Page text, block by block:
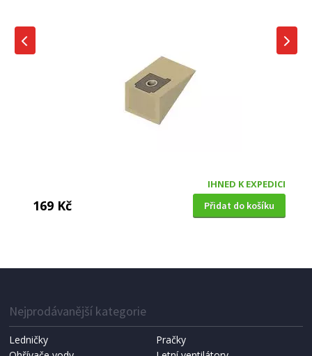
IHNED K EXPEDICI
169 Kč Přidat do košíku
Koma ZE04PL - Zelmer Twist, Twister textilní,
Nejprodávanější kategorie
Ledničky
Pračky